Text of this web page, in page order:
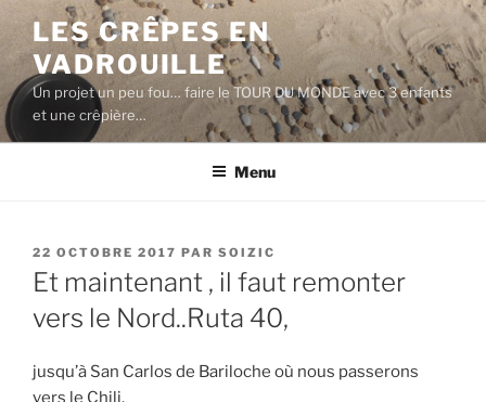
contenu
principal
LES CRÊPES EN
VADROUILLE
Un projet un peu fou… faire le TOUR DU MONDE avec 3 enfants
et une crêpière…
Menu
PUBLIÉ
LE
22 OCTOBRE 2017 PAR SOIZIC
Et maintenant , il faut remonter
vers le Nord..Ruta 40,
jusqu’à San Carlos de Bariloche où nous passerons
vers le Chili.